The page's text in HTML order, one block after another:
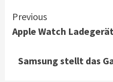
Continue
Reading
Previous
Apple Watch
Samsung stellt das